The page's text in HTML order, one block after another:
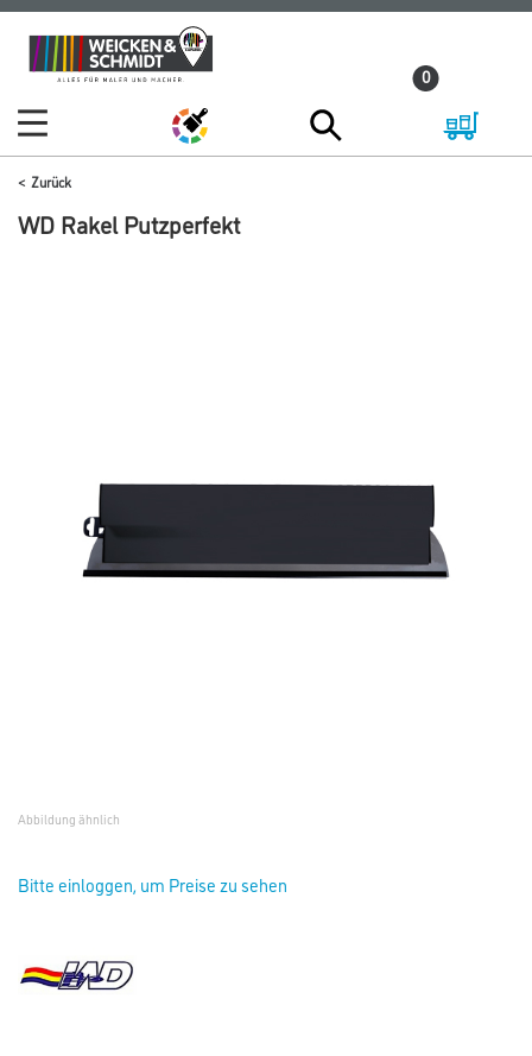
Zum
Inhalt
Zum
Navigationsmenü
0
Zurück
WD Rakel Putzperfekt
Abbildung ähnlich
Bitte einloggen, um Preise zu sehen